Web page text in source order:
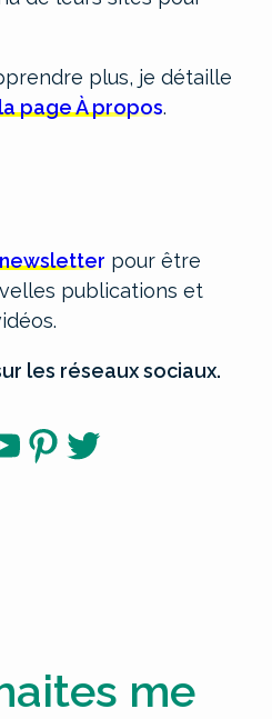
plus, je détaille
page À propos.
pour être
publications et
les réseaux sociaux.
Pinterest
Twitter
me